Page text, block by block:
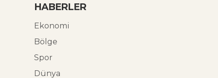
HABERLER
Ekonomi
Bölge
Spor
Dünya